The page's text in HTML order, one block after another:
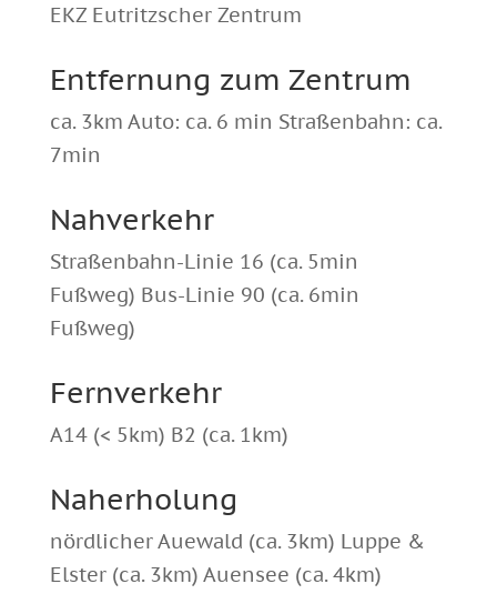
EKZ Eutritzscher Zentrum
Entfernung zum Zentrum
ca. 3km Auto: ca. 6 min Straßenbahn: ca.
7min
Nahverkehr
Straßenbahn-Linie 16 (ca. 5min
Fußweg) Bus-Linie 90 (ca. 6min
Fußweg)
Fernverkehr
A14 (< 5km) B2 (ca. 1km)
Naherholung
nördlicher Auewald (ca. 3km) Luppe &
Elster (ca. 3km) Auensee (ca. 4km)